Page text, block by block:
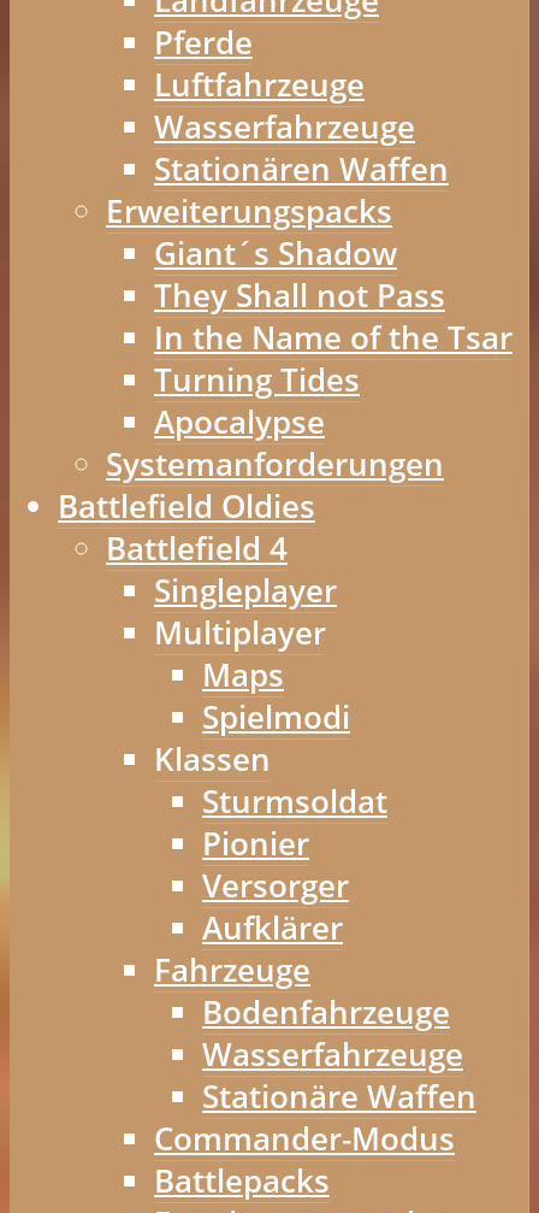
Pferde
Luftfahrzeuge
Wasserfahrzeuge
Stationären Waffen
Erweiterungspacks
Giant´s Shadow
They Shall not Pass
In the Name of the Tsar
Turning Tides
Apocalypse
Systemanforderungen
Battlefield Oldies
Battlefield 4
Singleplayer
Multiplayer
Maps
Spielmodi
Klassen
Sturmsoldat
Pionier
Versorger
Aufklärer
Fahrzeuge
Bodenfahrzeuge
Wasserfahrzeuge
Stationäre Waffen
Commander-Modus
Battlepacks